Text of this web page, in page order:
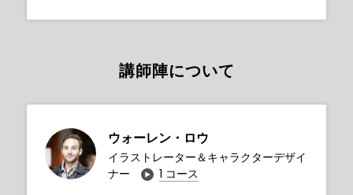
講師陣について
ウォーレン・ロウ
イラストレーター＆キャラクターデザイ
ナー
1 コース